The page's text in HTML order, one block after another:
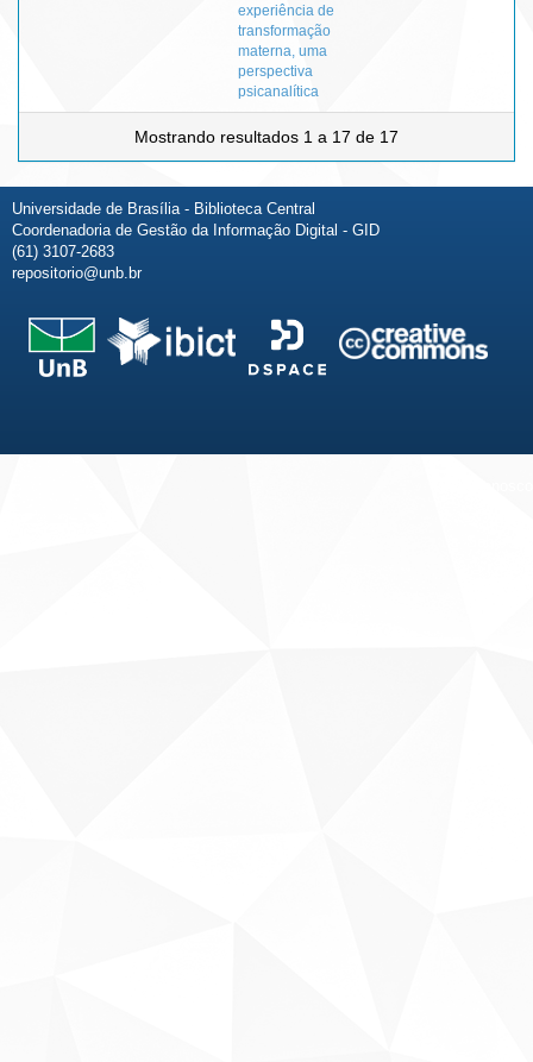
experiência de
transformação
materna, uma
perspectiva
psicanalítica
Mostrando resultados 1 a 17 de 17
Universidade de Brasília - Biblioteca Central
Coordenadoria de Gestão da Informação Digital - GID
(61) 3107-2683
repositorio@unb.br